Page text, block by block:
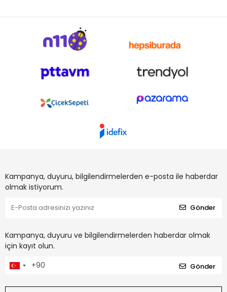
Kampanya, duyuru, bilgilendirmelerden e-posta ile haberdar
olmak istiyorum.
Gönder
Kampanya, duyuru ve bilgilendirmelerden haberdar olmak
için kayıt olun.
Gönder